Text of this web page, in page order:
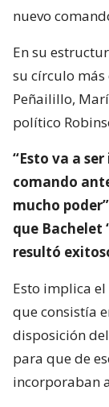
nuevo
En su
su círculo más
Peñailillo,
político
“Esto va a
comando
mucho
que Bachelet
resultó
Esto implica
que consistía
disposición
para que de
incorporaban